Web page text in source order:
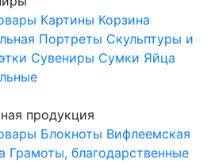
Картины Корзина
Портреты Скульптуры и
Сувениры Сумки Яйца
продукция
Блокноты Вифлеемская
Грамоты, благодарственные